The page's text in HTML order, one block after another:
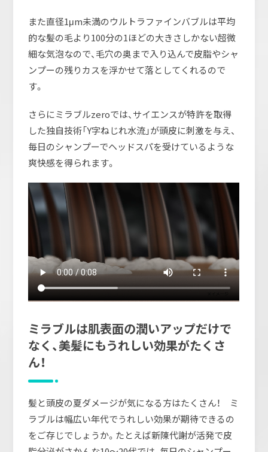
また直径1μm未満のウルトラファインバブルは平均
的な髪の毛より100分の1ほどの大きさしかない超微
細な気泡なので、毛穴の奥まで入り込んで皮脂やシャ
ンプーの残りカスを浮かせて落としてくれるので
す。
さらにミラブルzeroでは、サイエンスが特許を取得
した独自技術「Y字ねじれ水流」が頭皮に刺激を与え、
毎日のシャンプーでヘッドスパを受けているような
爽快感を得られます。
ミラブルは肌表面の潤いアップだけで
なく、美髪にもうれしい効果がたくさ
ん！
髪と頭皮の夏ダメージが気になる方はたくさん！ ミ
ラブルは幅広い年代でうれしい効果が期待できるの
をご存じでしょうか。たとえば新陳代謝が活発で皮